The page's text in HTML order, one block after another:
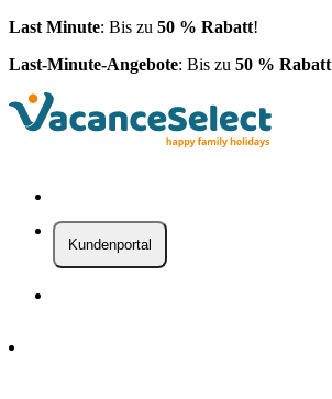
Last Minute: Bis zu 50 % Rabatt!
Last-Minute-Angebote: Bis zu 50 % Rabatt
Kundenportal